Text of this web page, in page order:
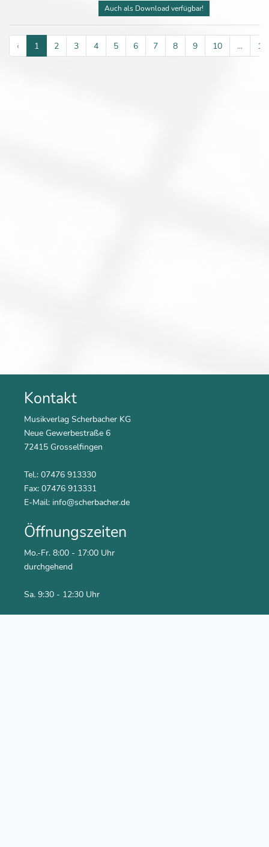
Auch als Download verfügbar!
‹ 1 2 3 4 5 6 7 8 9 10 ...
Kontakt
Musikverlag Scherbacher KG
Neue Gewerbestraße 6
72415 Grosselfingen
Tel.: 07476 913330
Fax: 07476 913331
E-Mail: info@scherbacher.de
Öffnungszeiten
Mo.-Fr. 8:00 - 17:00 Uhr
durchgehend
Sa. 9:30 - 12:30 Uhr